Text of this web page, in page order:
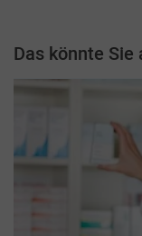
Das könnte Sie